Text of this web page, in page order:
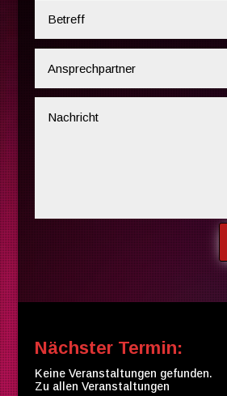
Nächster Termin:
Keine Veranstaltungen gefunden.
Zu allen Veranstaltungen